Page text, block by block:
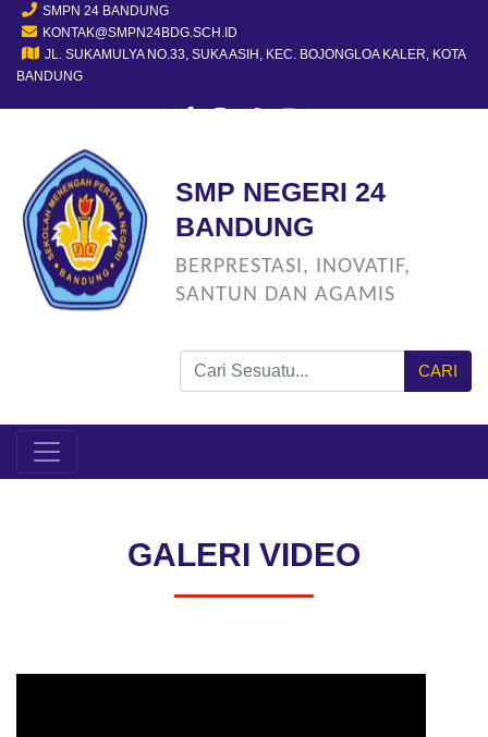
SMPN 24 BANDUNG
KONTAK@SMPN24BDG.SCH.ID
JL. SUKAMULYA NO.33, SUKA ASIH, KEC. BOJONGLOA KALER, KOTA
BANDUNG
SMP NEGERI 24
BANDUNG
BERPRESTASI, INOVATIF,
SANTUN DAN AGAMIS
CARI
GALERI VIDEO